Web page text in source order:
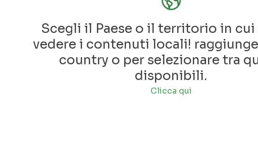
Scegli il Paese o il territorio in cui
vedere i contenuti locali!
country o per selezionare tra
disponibili.
Clicca qui
e dell’internazionalità. Inizia sempre un
eventi, mostre e presentazioni
sul mondo dell’arredo e del progetto”.
visibili nello spazio Material
nuovo concetto di costruire: modulare,
Milano.
Padiglioni 9/11